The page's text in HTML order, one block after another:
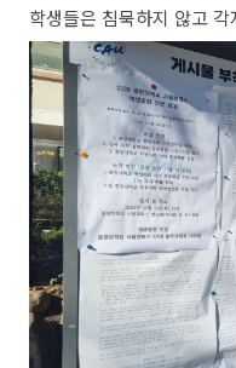
학생들은 침묵하지 않고